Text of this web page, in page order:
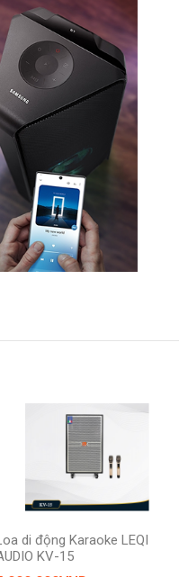
di động Karaoke LEQI
KV-15